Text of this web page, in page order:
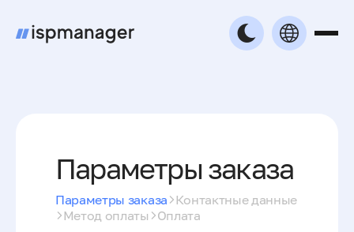
Параметры заказа
Параметры заказа Контактные данные
Метод оплаты
Оплата